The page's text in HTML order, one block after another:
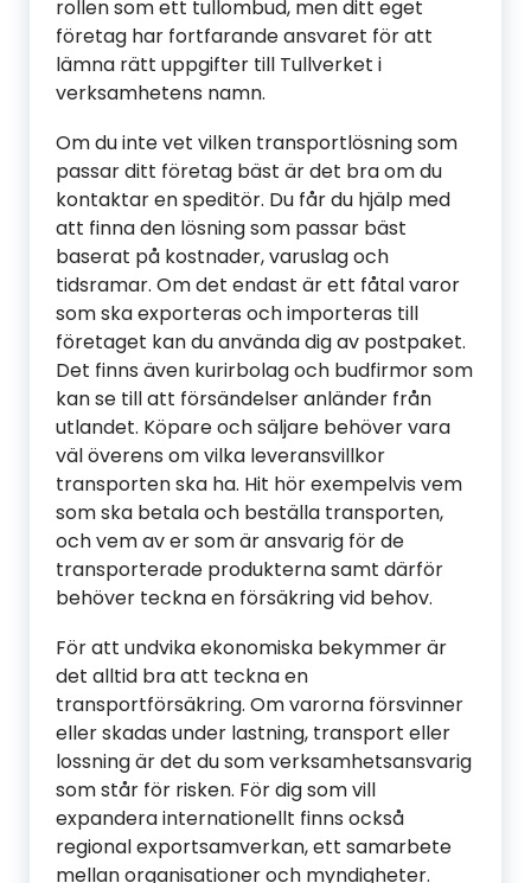
rollen som ett tullombud, men ditt eget
företag har fortfarande ansvaret för att
lämna rätt uppgifter till Tullverket i
verksamhetens namn.
Om du inte vet vilken transportlösning som
passar ditt företag bäst är det bra om du
kontaktar en speditör. Du får du hjälp med
att finna den lösning som passar bäst
baserat på kostnader, varuslag och
tidsramar. Om det endast är ett fåtal varor
som ska exporteras och importeras till
företaget kan du använda dig av postpaket.
Det finns även kurirbolag och budfirmor som
kan se till att försändelser anländer från
utlandet. Köpare och säljare behöver vara
väl överens om vilka leveransvillkor
transporten ska ha. Hit hör exempelvis vem
som ska betala och beställa transporten,
och vem av er som är ansvarig för de
transporterade produkterna samt därför
behöver teckna en försäkring vid behov.
För att undvika ekonomiska bekymmer är
det alltid bra att teckna en
transportförsäkring. Om varorna försvinner
eller skadas under lastning, transport eller
lossning är det du som verksamhetsansvarig
som står för risken. För dig som vill
expandera internationellt finns också
regional exportsamverkan, ett samarbete
mellan organisationer och myndigheter.